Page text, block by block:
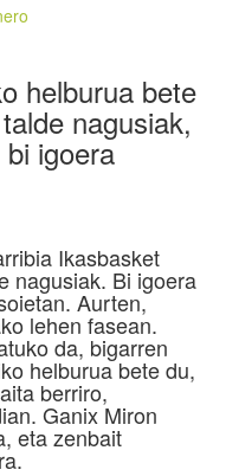
helburua bete
nagusiak,
igoera
Ikasbasket
nagusiak. Bi igoera
Aurten,
lehen fasean.
da, bigarren
helburua bete du,
berriro,
Ganix Miron
eta zenbait